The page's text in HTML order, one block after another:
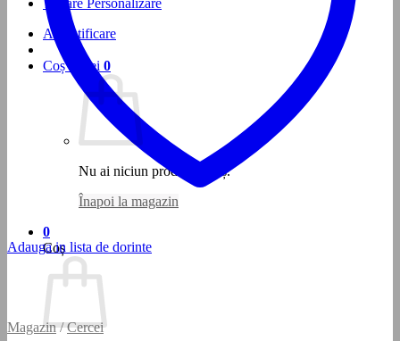
Testare Personalizare
Autentificare
Coș / lei 0
Nu ai niciun produs în coș.
Înapoi la magazin
0
Coș
Adauga in lista de dorinte
Magazin / Cercei